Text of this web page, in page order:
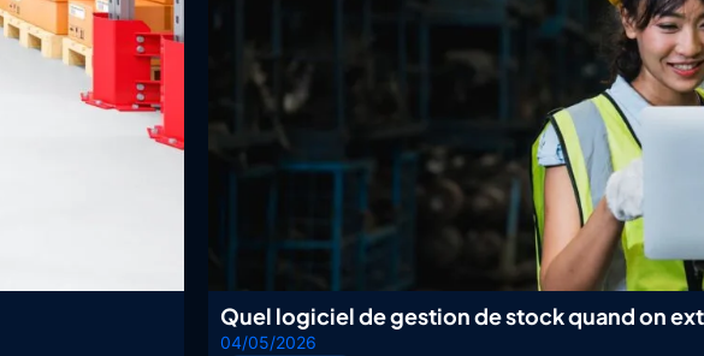
Quel logiciel de gestion de stock quand on
04/05/2026